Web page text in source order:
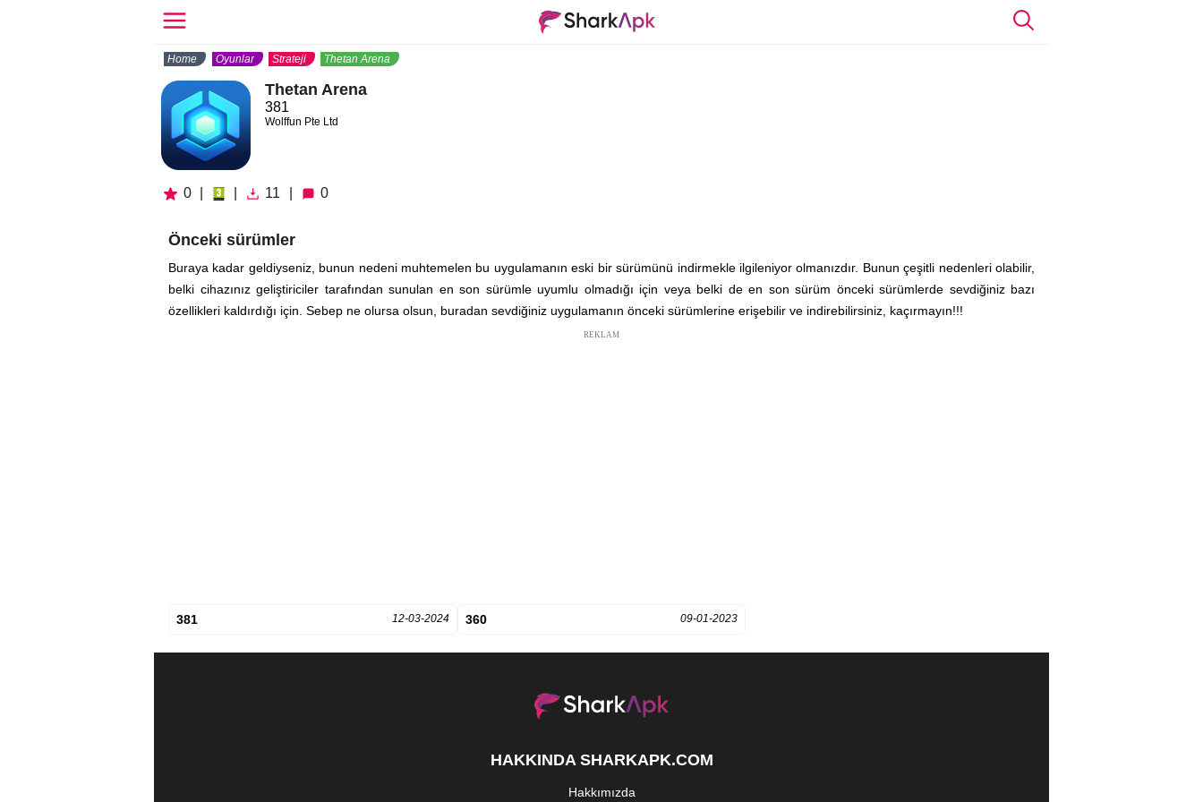
Home Oyunlar Strateji Thetan Arena
Thetan Arena
381
Wolffun Pte Ltd
0 11 0
Önceki sürümler
Buraya kadar geldiyseniz, bunun nedeni muhtemelen bu uygulamanın eski bir sürümünü indirmekle ilgileniyor olmanızdır. Bunun çeşitli nedenleri olabilir,
belki cihazınız geliştiriciler tarafından sunulan en son sürümle uyumlu olmadığı için veya belki de en son sürüm önceki sürümlerde sevdiğiniz bazı
özellikleri kaldırdığı için. Sebep ne olursa olsun, buradan sevdiğiniz uygulamanın önceki sürümlerine erişebilir ve indirebilirsiniz, kaçırmayın!!!
REKLAM
381 12-03-2024 360 09-01-2023
HAKKINDA SHARKAPK.COM
Hakkımızda